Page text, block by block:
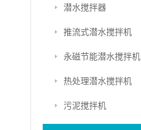
潜水搅拌器
推流式潜水搅拌机
永磁节能潜水搅拌机
热处理潜水搅拌机
污泥搅拌机